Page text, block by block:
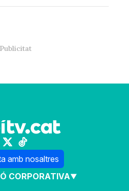
amb nosaltres
CORPORATIVA